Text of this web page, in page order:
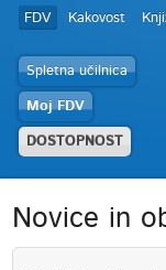
FDV Kakovost
Spletna učilnica
Moj FDV
DOSTOPNOST
Novice in